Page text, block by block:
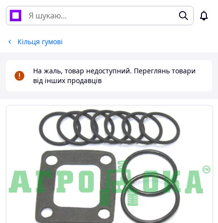
Кільця гумові
На жаль, товар недоступний. Переглянь товари
від інших продавців